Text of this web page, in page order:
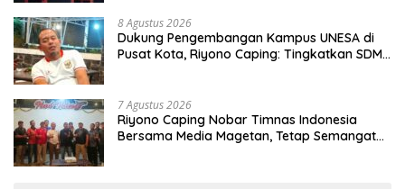
8 Agustus 2026
Dukung Pengembangan Kampus UNESA di
Pusat Kota, Riyono Caping: Tingkatkan SDM
7 Agustus 2026
Riyono Caping Nobar Timnas Indonesia
Bersama Media Magetan, Tetap Semangat